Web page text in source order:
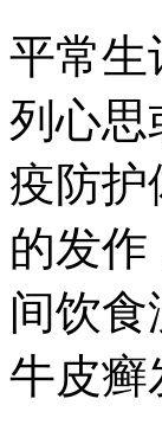
平常生
列心思
疫防护
的发
间饮
牛皮癣